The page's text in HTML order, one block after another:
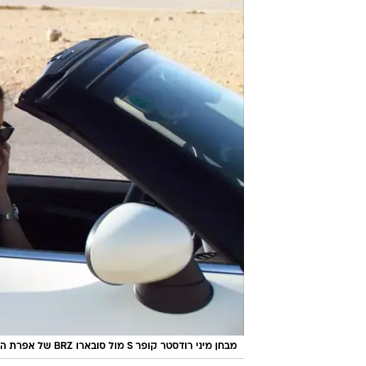
מבחן מיני רודסטר קופר S מול סובארו BRZ של אפרת הופמן